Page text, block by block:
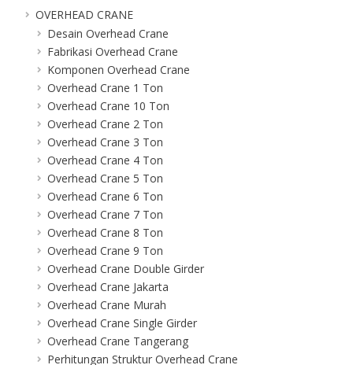
OVERHEAD CRANE
Desain Overhead Crane
Fabrikasi Overhead Crane
Komponen Overhead Crane
Overhead Crane 1 Ton
Overhead Crane 10 Ton
Overhead Crane 2 Ton
Overhead Crane 3 Ton
Overhead Crane 4 Ton
Overhead Crane 5 Ton
Overhead Crane 6 Ton
Overhead Crane 7 Ton
Overhead Crane 8 Ton
Overhead Crane 9 Ton
Overhead Crane Double Girder
Overhead Crane Jakarta
Overhead Crane Murah
Overhead Crane Single Girder
Overhead Crane Tangerang
Perhitungan Struktur Overhead Crane